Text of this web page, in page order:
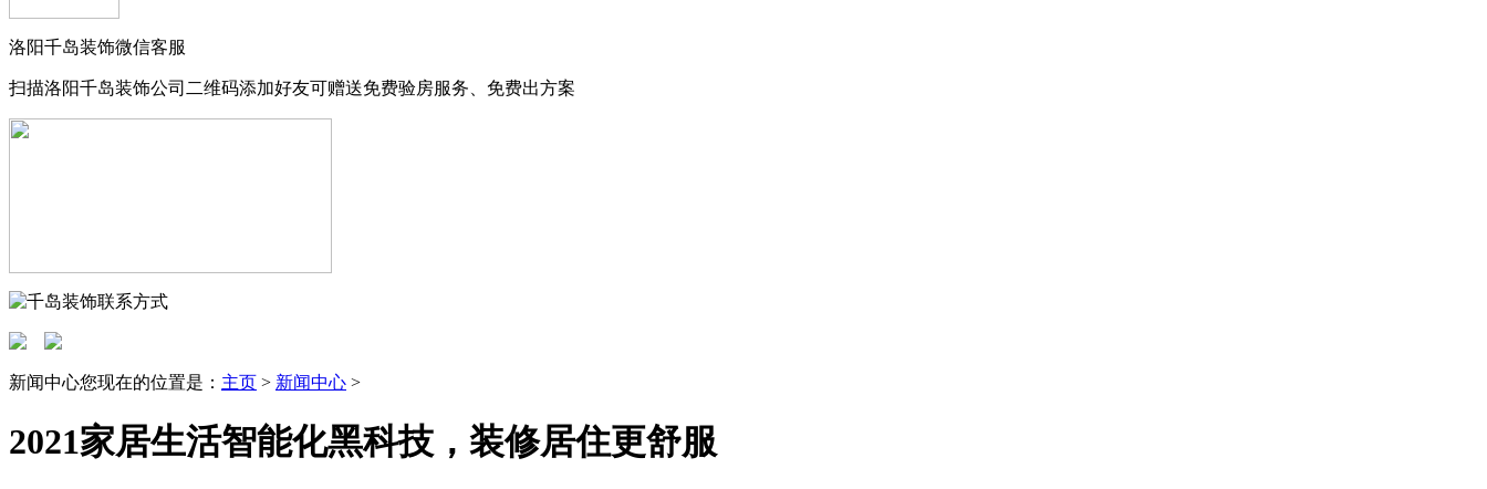
洛阳千岛装饰微信客服
扫描洛阳千岛装饰公司二维码添加好友可赠送免费验房服务、免费出方案
新闻中心您现在的位置是： 主页 > 新闻中心 >
2021家居生活智能化黑科技，装修居住更舒服